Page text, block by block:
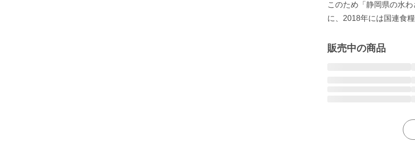
このため「静岡県の水
に、2018年には国連食
販売中の商品